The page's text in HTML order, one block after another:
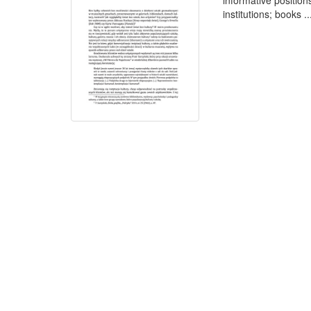
institutions; books ...